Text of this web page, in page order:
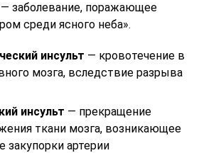
— заболевание, поражающее
среди ясного неба».
инсульт — кровотечение в
мозга, вследствие разрыва
инсульт — прекращение
ткани мозга, возникающее
закупорки артерии